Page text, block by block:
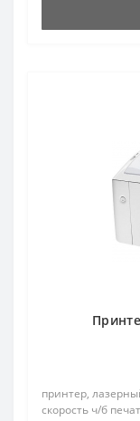
принтер,
скорость ч/б